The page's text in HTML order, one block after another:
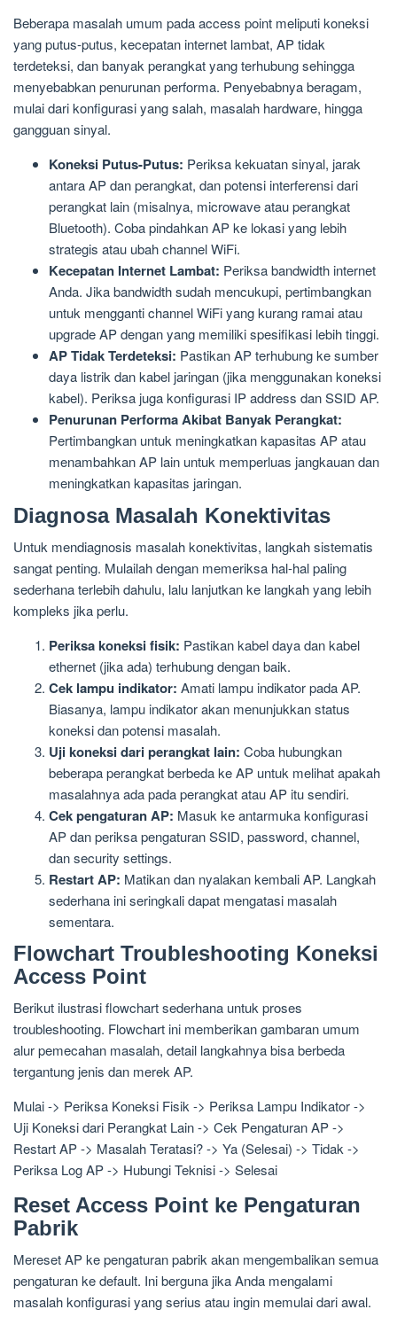
Beberapa masalah umum pada access point meliputi koneksi
yang putus-putus, kecepatan internet lambat, AP tidak
terdeteksi, dan banyak perangkat yang terhubung sehingga
menyebabkan penurunan performa. Penyebabnya beragam,
mulai dari konfigurasi yang salah, masalah hardware, hingga
gangguan sinyal.
Koneksi Putus-Putus: Periksa kekuatan sinyal, jarak
antara AP dan perangkat, dan potensi interferensi dari
perangkat lain (misalnya, microwave atau perangkat
Bluetooth). Coba pindahkan AP ke lokasi yang lebih
strategis atau ubah channel WiFi.
Kecepatan Internet Lambat: Periksa bandwidth internet
Anda. Jika bandwidth sudah mencukupi, pertimbangkan
untuk mengganti channel WiFi yang kurang ramai atau
upgrade AP dengan yang memiliki spesifikasi lebih tinggi.
AP Tidak Terdeteksi: Pastikan AP terhubung ke sumber
daya listrik dan kabel jaringan (jika menggunakan koneksi
kabel). Periksa juga konfigurasi IP address dan SSID AP.
Penurunan Performa Akibat Banyak Perangkat:
Pertimbangkan untuk meningkatkan kapasitas AP atau
menambahkan AP lain untuk memperluas jangkauan dan
meningkatkan kapasitas jaringan.
Diagnosa Masalah Konektivitas
Untuk mendiagnosis masalah konektivitas, langkah sistematis
sangat penting. Mulailah dengan memeriksa hal-hal paling
sederhana terlebih dahulu, lalu lanjutkan ke langkah yang lebih
kompleks jika perlu.
Periksa koneksi fisik: Pastikan kabel daya dan kabel
ethernet (jika ada) terhubung dengan baik.
Cek lampu indikator: Amati lampu indikator pada AP.
Biasanya, lampu indikator akan menunjukkan status
koneksi dan potensi masalah.
Uji koneksi dari perangkat lain: Coba hubungkan
beberapa perangkat berbeda ke AP untuk melihat apakah
masalahnya ada pada perangkat atau AP itu sendiri.
Cek pengaturan AP: Masuk ke antarmuka konfigurasi
AP dan periksa pengaturan SSID, password, channel,
dan security settings.
Restart AP: Matikan dan nyalakan kembali AP. Langkah
sederhana ini seringkali dapat mengatasi masalah
sementara.
Flowchart Troubleshooting Koneksi
Access Point
Berikut ilustrasi flowchart sederhana untuk proses
troubleshooting. Flowchart ini memberikan gambaran umum
alur pemecahan masalah, detail langkahnya bisa berbeda
tergantung jenis dan merek AP.
Mulai -> Periksa Koneksi Fisik -> Periksa Lampu Indikator ->
Uji Koneksi dari Perangkat Lain -> Cek Pengaturan AP ->
Restart AP -> Masalah Teratasi? -> Ya (Selesai) -> Tidak ->
Periksa Log AP -> Hubungi Teknisi -> Selesai
Reset Access Point ke Pengaturan
Pabrik
Mereset AP ke pengaturan pabrik akan mengembalikan semua
pengaturan ke default. Ini berguna jika Anda mengalami
masalah konfigurasi yang serius atau ingin memulai dari awal.